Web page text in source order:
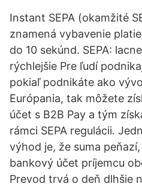
Instant SEPA (okamžité
znamená vybavenie
do 10 sekúnd. SEPA:
rýchlejšie Pre ľudí
pokiaľ podnikáte ako
Európania, tak môžete
účet s B2B Pay a tým
rámci SEPA regulácii.
výhod je, že suma
bankový účet príjemcu
Prevod trvá o deň dlhšie